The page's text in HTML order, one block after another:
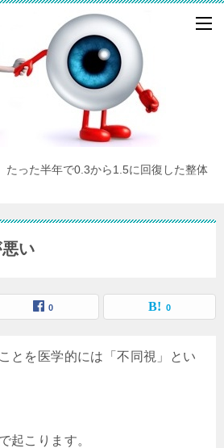
たった半年で0.3から1.5に回復した整体
い
0 0
とを医学的には「不同視」とい
起こります。